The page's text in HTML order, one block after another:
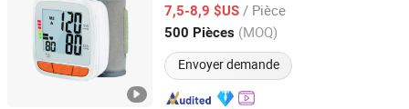
7,5-8,9 $US / Pièce
500 Pièces (MOQ)
Envoyer demande
Zhejiang, China Depuis 2017